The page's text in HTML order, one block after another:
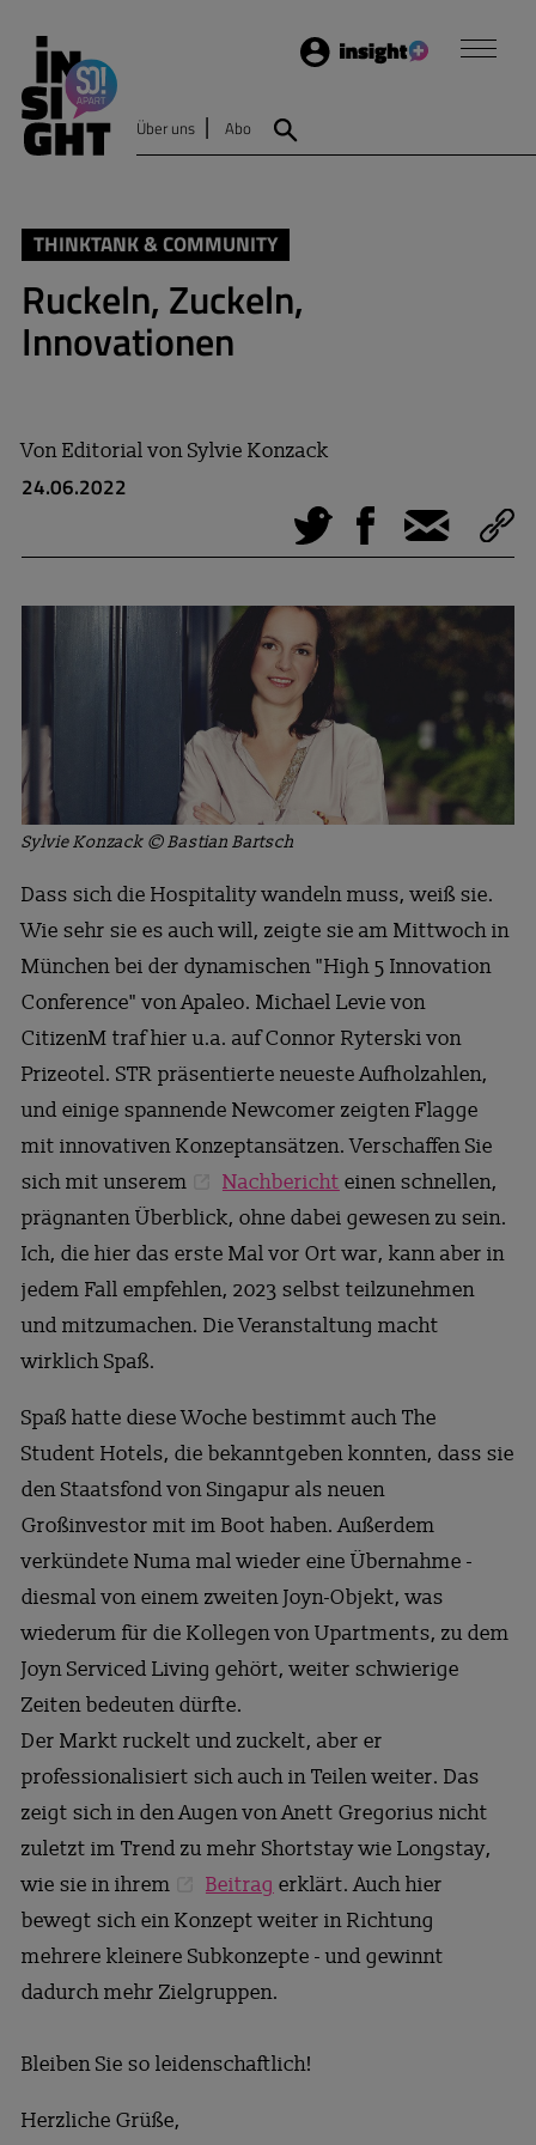
Login
Über uns Abo
THINKTANK & COMMUNITY
Ruckeln, Zuckeln,
Innovationen
VonEditorial von Sylvie Konzack
24.06.2022
Tweet Facebook
E-Mail
Sylvie Konzack © Bastian Bartsch
Dass sich die Hospitality wandeln muss, weiß sie.
Wie sehr sie es auch will, zeigte sie am Mittwoch in
München bei der dynamischen "High 5 Innovation
Conference" von Apaleo. Michael Levie von
CitizenM traf hier u.a. auf Connor Ryterski von
Prizeotel. STR präsentierte neueste Aufholzahlen,
und einige spannende Newcomer zeigten Flagge
mit innovativen Konzeptansätzen. Verschaffen Sie
sich mit unserem
Nachbericht einen schnellen,
prägnanten Überblick, ohne dabei gewesen zu sein.
Ich, die hier das erste Mal vor Ort war, kann aber in
jedem Fall empfehlen, 2023 selbst teilzunehmen
und mitzumachen. Die Veranstaltung macht
wirklich Spaß.
Spaß hatte diese Woche bestimmt auch The
Student Hotels, die bekanntgeben konnten, dass sie
den Staatsfond von Singapur als neuen
Großinvestor mit im Boot haben. Außerdem
verkündete Numa mal wieder eine Übernahme -
diesmal von einem zweiten Joyn-Objekt, was
wiederum für die Kollegen von Upartments, zu dem
Joyn Serviced Living gehört, weiter schwierige
Zeiten bedeuten dürfte.
Der Markt ruckelt und zuckelt, aber er
professionalisiert sich auch in Teilen weiter. Das
zeigt sich in den Augen von Anett Gregorius nicht
zuletzt im Trend zu mehr Shortstay wie Longstay,
wie sie in ihrem
Beitrag erklärt. Auch hier
bewegt sich ein Konzept weiter in Richtung
mehrere kleinere Subkonzepte - und gewinnt
dadurch mehr Zielgruppen.
Bleiben Sie so leidenschaftlich!
Herzliche Grüße,